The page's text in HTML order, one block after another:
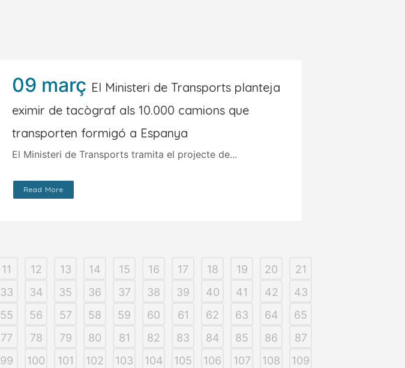
09 març El Ministeri de Transports planteja
eximir de tacògraf als 10.000 camions que
transporten formigó a Espanya
El Ministeri de Transports tramita el projecte de...
Read More
11 12 13 14 15 16 17 18 19 20
21
33 34 35 36 37 38 39 40 41 42
43
55 56 57 58 59 60 61 62 63 64
65
77 78 79 80 81 82 83 84 85 86
87
99 100 101 102 103 104 105 106 107 108
109